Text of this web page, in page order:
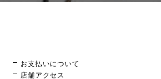
お支払いについて
店舗アクセス